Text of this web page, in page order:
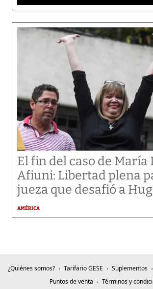
El fin del caso de María
Afiuni: Libertad plena
jueza que desafió a
AMÉRICA
¿Quiénes somos? Tarifario GESE Suplementos
Puntos de venta
Términos y